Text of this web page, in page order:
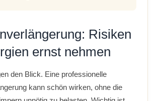
Risiken
ernst nehmen
den Blick. Eine professionelle
kann schön wirken, ohne die